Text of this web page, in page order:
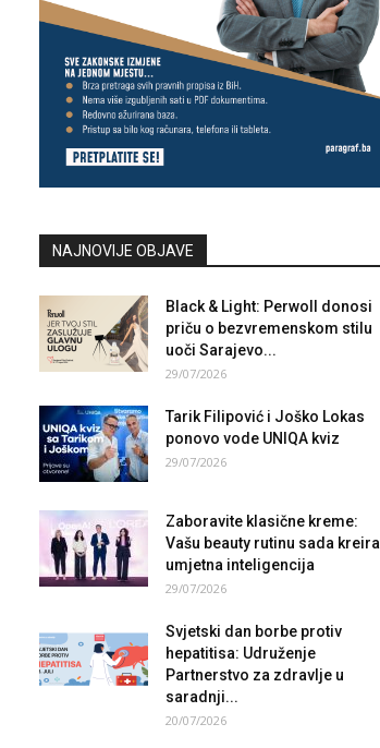
NAJNOVIJE OBJAVE
Black & Light: Perwoll donosi
priču o bezvremenskom stilu
uoči Sarajevo...
29/07/2026
Tarik Filipović i Joško Lokas
ponovo vode UNIQA kviz
29/07/2026
Zaboravite klasične kreme:
Vašu beauty rutinu sada kreira
umjetna inteligencija
29/07/2026
Svjetski dan borbe protiv
hepatitisa: Udruženje
Partnerstvo za zdravlje u
saradnji...
20/07/2026